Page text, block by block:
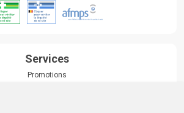
Services
Promotions